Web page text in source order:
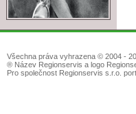
Všechna práva vyhrazena © 2004 -
® Název Regionservis a logo
Pro společnost Regionservis s.r.o.